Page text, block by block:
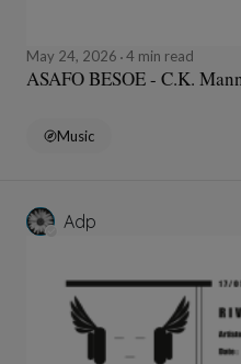
May 24, 2026 4 min read
ASAFO BESOE - C.K.
Music
Adp